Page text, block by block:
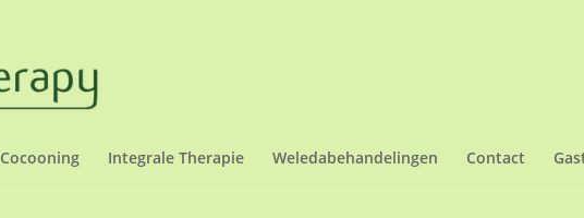
Cocooning Integrale Therapie Weledabehandelingen Contact